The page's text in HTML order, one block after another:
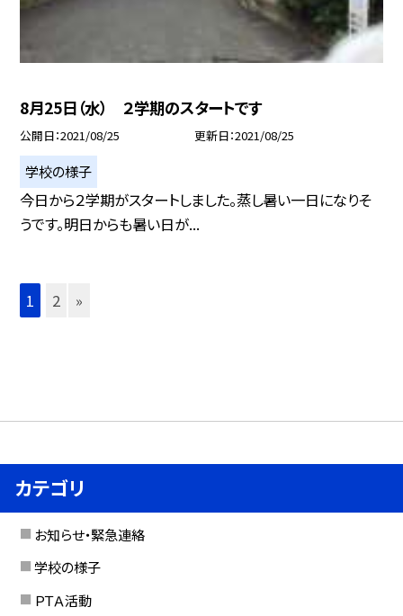
8月25日（水） ２学期のスタートです
公開日 2021/08/25 更新日 2021/08/25
学校の様子
今日から２学期がスタートしました。蒸し暑い一日になりそ
うです。明日からも暑い日が...
1 2 »
カテゴリ
お知らせ・緊急連絡
学校の様子
ＰＴＡ活動